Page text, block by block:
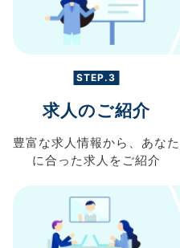
STEP.3
求人のご紹介
豊富な求人情報から、 あなた
に合った求人を ご紹介